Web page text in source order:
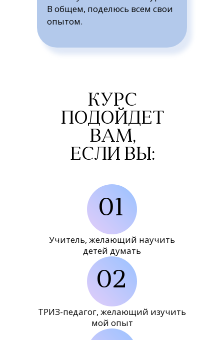
В общем, поделюсь всем свои
опытом.
КУРС
ПОДОЙДЕТ
ВАМ,
ЕСЛИ ВЫ:
01
Учитель, желающий научить
детей думать
02
ТРИЗ-педагог, желающий изучить
мой опыт